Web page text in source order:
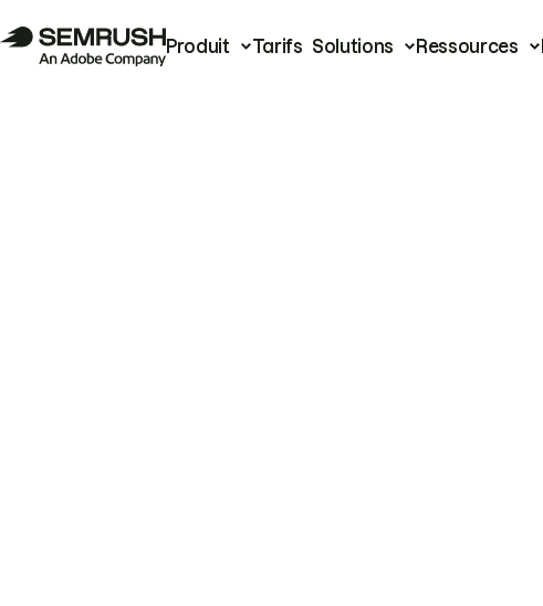
Produit Tarifs Solutions Ressources